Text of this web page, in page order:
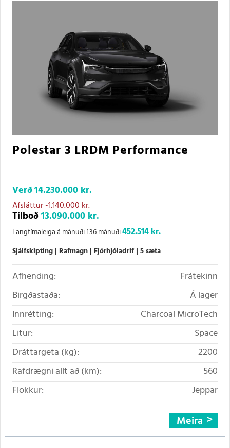
Polestar 3 LRDM Performance
Verð14.230.000 kr.
Afsláttur-1.140.000 kr.
Tilboð13.090.000 kr.
Langtímaleiga á mánuði í 36 mánuði452.514 kr.
Sjálfskipting Rafmagn Fjórhjóladrif 5 sæta
Afhending:
Frátekinn
Birgðastaða:
Á lager
Innrétting:
Charcoal MicroTech
Litur:
Space
Dráttargeta (kg):
2200
Rafdrægni allt að (km):
560
Flokkur:
Jeppar
Meira